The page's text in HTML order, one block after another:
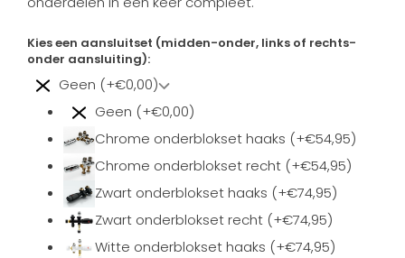
Kies een aansluitset (midden-onder, links of rechts-
onder aansluiting):
Geen (+€0,00)
Geen (+€0,00)
Chrome onderblokset haaks (+€54,95)
Chrome onderblokset recht (+€54,95)
Zwart onderblokset haaks (+€74,95)
Zwart onderblokset recht (+€74,95)
Witte onderblokset haaks (+€74,95)